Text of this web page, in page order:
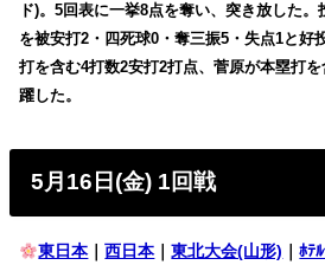
ド)。5回表に一挙8点を奪い、突き放した
を被安打2・四死球0・奪三振5・失点1と好
打を含む4打数2安打2打点、菅原が本塁打
躍した。
5月16日(金) 1回戦
東日本｜西日本｜東北大会(山形) ｜ﾎﾃ